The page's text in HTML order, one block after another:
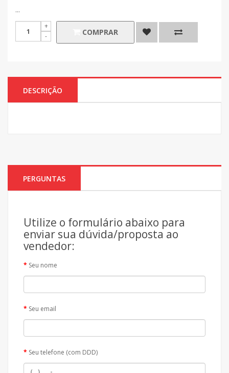
...
COMPRAR
DESCRIÇÃO
PERGUNTAS
Utilize o formulário abaixo para
enviar sua dúvida/proposta ao
vendedor:
Seu nome
Seu email
Seu telefone (com DDD)